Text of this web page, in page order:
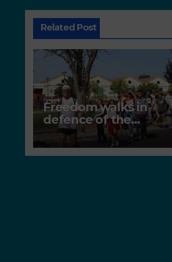
Related Post
Freedom walks in
defence of the
environment